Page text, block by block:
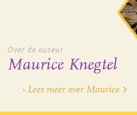
Over de auteur
Maurice Knegtel
› Lees meer over Maurice